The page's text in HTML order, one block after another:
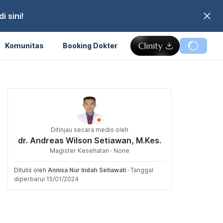
sini!
Komunitas Booking Dokter
Ditinjau secara medis oleh
dr. Andreas Wilson Setiawan, M.Kes.
Magister Kesehatan · None
Ditulis oleh Annisa Nur Indah Setiawati · Tanggal
diperbarui 15/01/2024